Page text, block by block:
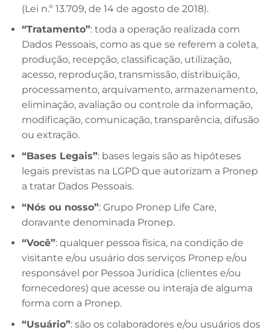
(Lei n.º 13.709, de 14 de agosto de 2018).
“Tratamento”: toda a operação realizada com
Dados Pessoais, como as que se referem a coleta,
produção, recepção, classificação, utilização,
acesso, reprodução, transmissão, distribuição,
processamento, arquivamento, armazenamento,
eliminação, avaliação ou controle da informação,
modificação, comunicação, transparência, difusão
ou extração.
“Bases Legais”: bases legais são as hipóteses
legais previstas na LGPD que autorizam a Pronep
a tratar Dados Pessoais.
“Nós ou nosso”: Grupo Pronep Life Care,
doravante denominada Pronep.
“Você”: qualquer pessoa física, na condição de
visitante e/ou usuário dos serviços Pronep e/ou
responsável por Pessoa Jurídica (clientes e/ou
fornecedores) que acesse ou interaja de alguma
forma com a Pronep.
“Usuário”: são os colaboradores e/ou usuários dos